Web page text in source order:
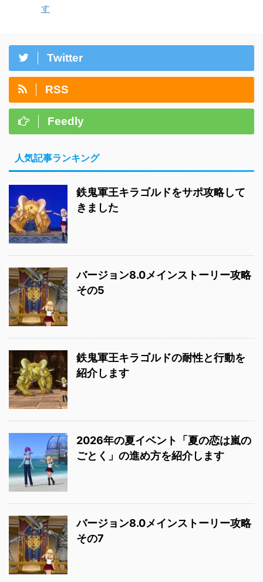
す
Twitter
RSS
Feedly
人気記事ランキング
鉄鬼軍王キラゴルドをサポ攻略して
きました
バージョン8.0メインストーリー攻略
その5
鉄鬼軍王キラゴルドの耐性と行動を
紹介します
2026年の夏イベント「夏の恋は嵐の
ごとく」の進め方を紹介します
バージョン8.0メインストーリー攻略
その7